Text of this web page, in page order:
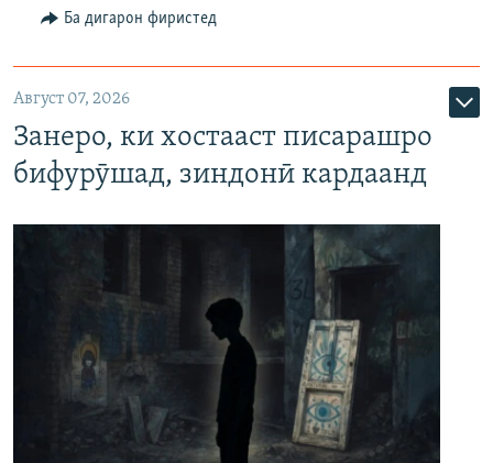
Ба дигарон фиристед
Август 07, 2026
Занеро, ки хостааст писарашро
бифурӯшад, зиндонӣ кардаанд